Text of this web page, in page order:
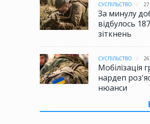
СУСПІЛЬСТВО
За минулу
відбулось
зіткнень
СУСПІЛЬСТВО
Мобілізація
нардеп
нюанси